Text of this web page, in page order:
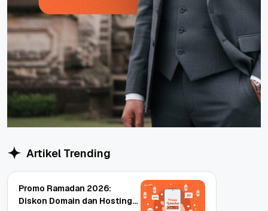
Artikel Trending
Promo Ramadan 2026:
Diskon Domain dan Hosting